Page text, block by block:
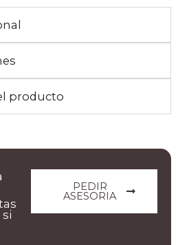
producto
PEDIR
ASESORIA